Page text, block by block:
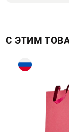
С ЭТИМ